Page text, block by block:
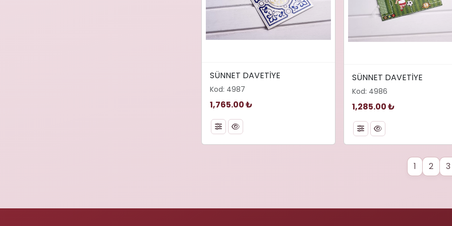
loading="lazy" decoding="async"
alt="SÜNNET DAVETİYE">
SÜNNET DAVETİYE
Kod: 4987
1,765.00 ₺
loading="lazy"
alt="SÜNNET DAVETİYE">
SÜNNET DAVETİYE
Kod: 4986
1,285.00 ₺
1 2 3